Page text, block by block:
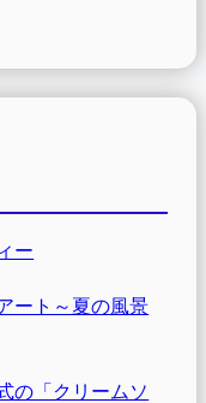
ー
ート～夏の風景
の「クリームソ